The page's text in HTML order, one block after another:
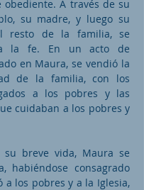
obediente. A través de su
su madre, y luego su
resto de la familia, se
a la fe. En un acto de
en Maura, se vendió la
de la familia, con los
a los pobres y las
cuidaban a los pobres y
breve vida, Maura se
habiéndose consagrado
a los pobres y a la Iglesia,